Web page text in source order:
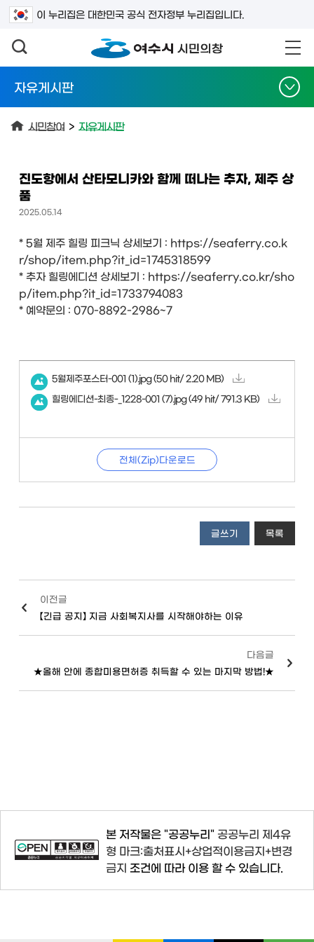
이 누리집은 대한민국 공식 전자정부 누리집입니다.
검색어를 입력하세요
자유게시판
시민참여 > 자유게시판
진도항에서 산타모니카와 함께 떠나는 추자, 제주 상
품
2025.05.14
* 5월 제주 힐링 피크닉 상세보기 : https://seaferry.co.k
r/shop/item.php?it_id=1745318599
* 추자 힐링에디션 상세보기 : https://seaferry.co.kr/sho
p/item.php?it_id=1733794083
* 예약문의 : 070-8892-2986~7
5월제주포스터-001 (1).jpg (50 hit/ 2.20 MB)
힐링에디션-최종-_1228-001 (7).jpg (49 hit/ 791.3 KB)
전체(Zip)다운로드
글쓰기 목록
이전글
【긴급 공지】 지금 사회복지사를 시작해야하는 이유
다음글
★올해 안에 종합미용면허증 취득할 수 있는 마지막 방법!★
본 저작물은 "공공누리" 공공누리 제4유
형 마크:출처표시+상업적이용금지+변경
금지 조건에 따라 이용 할 수 있습니다.